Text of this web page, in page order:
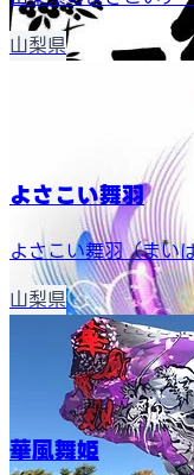
山梨県
よさこい舞羽
よさこい舞羽（まい
山梨県
華風舞姫